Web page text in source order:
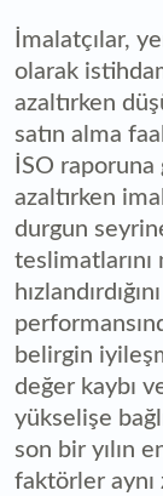
İmalatçılar,
olarak
azaltırken
satın alma
İSO
azaltırken
durgun
belirgin
değer kaybı
yükselişe
son bir yılın
faktörler aynı